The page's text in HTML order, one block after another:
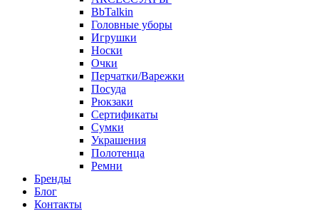
BbTalkin
Головные уборы
Игрушки
Носки
Очки
Перчатки/Варежки
Посуда
Рюкзаки
Сертификаты
Сумки
Украшения
Полотенца
Ремни
Бренды
Блог
Контакты